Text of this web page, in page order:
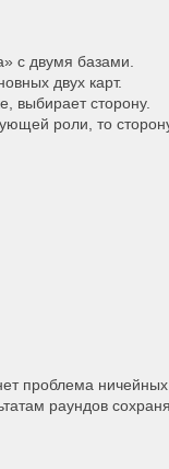
с двумя базами.
двух карт.
выбирает сторону.
роли, то
проблема
раундов